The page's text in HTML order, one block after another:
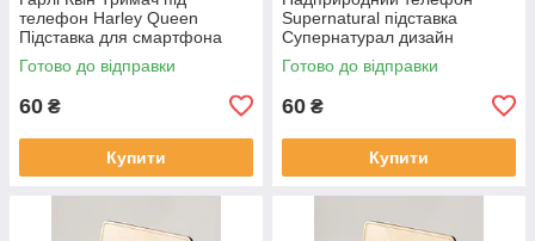
телефон Harley Queen
Підставка для смартфона
Універсальна підставка Колір
молочний
Готово до відправки
60 ₴
Купити
Supernatural підставка
Супернатурал дизайн
Тримача телефона Для
різних телефонів
Готово до відправки
60 ₴
Купити